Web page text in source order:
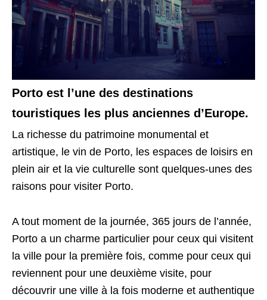
Porto est l’une des destinations
touristiques les plus anciennes d’Europe.
La richesse du patrimoine monumental et
artistique, le vin de Porto, les espaces de loisirs en
plein air et la vie culturelle sont quelques-unes des
raisons pour visiter Porto.
A tout moment de la journée, 365 jours de l’année,
Porto a un charme particulier pour ceux qui visitent
la ville pour la première fois, comme pour ceux qui
reviennent pour une deuxième visite, pour
découvrir une ville à la fois moderne et authentique